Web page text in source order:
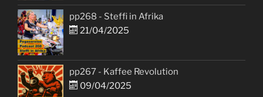
pp268 - Steffi in Afrika
21/04/2025
pp267 - Kaffee Revolution
09/04/2025